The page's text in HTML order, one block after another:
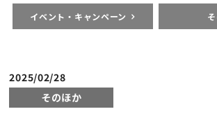
SERVICE
イベント・キャンペーン
2025/02/28
そのほか